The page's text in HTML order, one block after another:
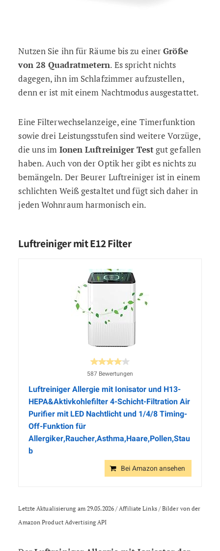
Nutzen Sie ihn für Räume bis zu einerGröße
von 28 Quadratmetern. Es spricht nichts
dagegen, ihn im Schlafzimmer aufzustellen,
denn er ist mit einem Nachtmodus ausgestattet.
Eine Filterwechselanzeige, eine Timerfunktion
sowie drei Leistungsstufen sind weitere Vorzüge,
die uns im Ionen Luftreiniger Testgut gefallen
haben. Auch von der Optik her gibt es nichts zu
bemängeln. Der Beurer Luftreiniger ist in einem
schlichten Weiß gestaltet und fügt sich daher in
jeden Wohnraum harmonisch ein.
Luftreiniger mit E12 Filter
587 Bewertungen
Luftreiniger Allergie mit Ionisator und H13-
HEPA&Aktivkohlefilter 4-Schicht-Filtration Air
Purifier mit LED Nachtlicht und 1/4/8 Timing-
Off-Funktion für
Allergiker,Raucher,Asthma,Haare,Pollen,Stau
b
Bei Amazon ansehen
Letzte Aktualisierung am 29.05.2026 / Affiliate Links / Bilder von der
Amazon Product Advertising API